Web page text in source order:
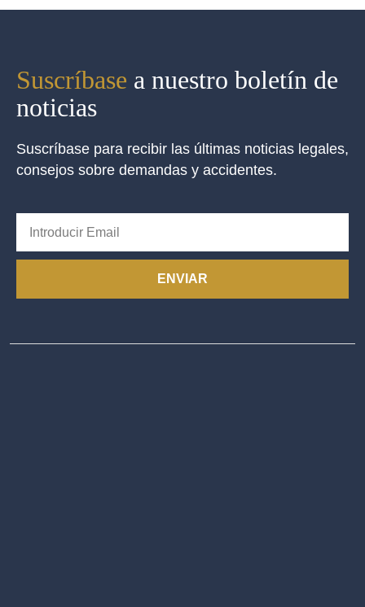
Suscríbase a nuestro boletín de
noticias
Suscríbase para recibir las últimas noticias legales,
consejos sobre demandas y accidentes.
ENVIAR